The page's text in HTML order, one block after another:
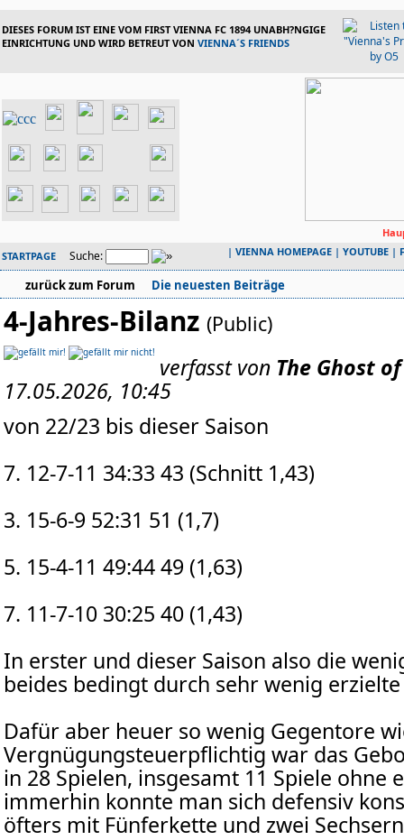
DIESES FORUM IST EINE VOM FIRST VIENNA FC 1894 UNABH?NGIGE
EINRICHTUNG UND WIRD BETREUT VON VIENNA´S FRIENDS
STARTPAGE
Suche: | VIENNA HOMEPAGE | YOUTUBE |
zurück zum Forum Die neuesten Beiträge
4-Jahres-Bilanz (Public)
verfasst von The Ghost
17.05.2026, 10:45
von 22/23 bis dieser Saison
7. 12-7-11 34:33 43 (Schnitt 1,43)
3. 15-6-9 52:31 51 (1,7)
5. 15-4-11 49:44 49 (1,63)
7. 11-7-10 30:25 40 (1,43)
In erster und dieser Saison also die
beides bedingt durch sehr wenig erzielte
Dafür aber heuer so wenig Gegentore
Vergnügungsteuerpflichtig war das
in 28 Spielen, insgesamt 11 Spiele ohne
immerhin konnte man sich defensiv
öfters mit Fünferkette und zwei